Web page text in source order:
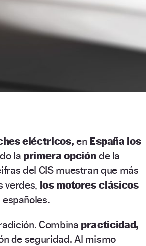
eléctricos,en España los
la primera opción de la
del CIS muestran que más
verdes, los motores clásicos
Combina practicidad,
de seguridad. Al mismo